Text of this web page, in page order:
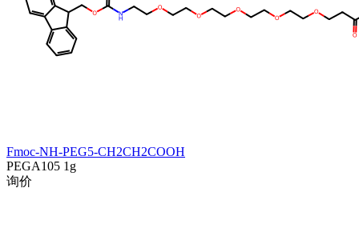
Fmoc-NH-PEG5-CH2CH2COOH
PEGA105 1g
询价